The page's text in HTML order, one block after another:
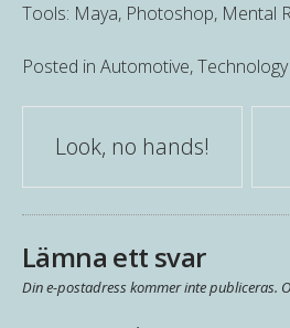
Tools: Maya, Photoshop, Mental
Posted in Automotive,Technology
Post
navigation
Look, no hands!
Lämna ett svar
Din e-postadress kommer inte publiceras.